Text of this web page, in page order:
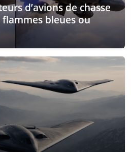
d’avions de chasse
bleues ou